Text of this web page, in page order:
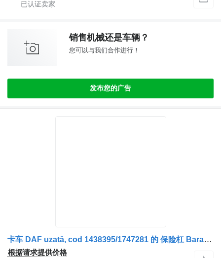
销售机械还是车辆？
您可以与我们合作进行！
发布您的广告
卡车 DAF uzată, cod 1438395/1747281 的 保险杠 Bara de protecție față
根据请求提供价格